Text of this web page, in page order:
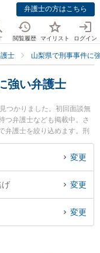
弁護士の方はこちら
閲覧履歴 マイリスト ログイン
士 山梨県で刑事事件に
強い弁護士
つかりました。初回面談無
つ弁護士なども掲載中。さ
弁護士を絞り込めます。刑
あり等の細かな分野での絞
丹澤 明主実弁護士や永淵総
げのトラブルを今すぐに弁
ル解決の実績豊富な近くの
当て逃げを法律相談できる
変更
げ 変更
変更